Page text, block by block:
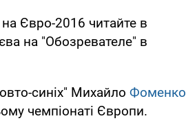
на Євро-2016 читайте в
на "Обозревателе" в
синіх" Михайло Фоменко
чемпіонаті Європи.